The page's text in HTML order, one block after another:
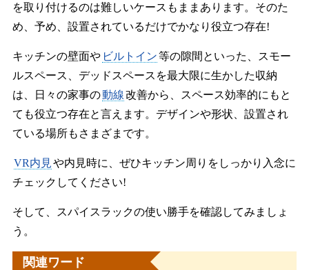
を取り付けるのは難しいケースもままあります。そのた
め、予め、設置されているだけでかなり役立つ存在!
キッチンの壁面や ビルトイン等の隙間といった、スモー
ルスペース、デッドスペースを最大限に生かした収納
は、日々の家事の動線改善から、スペース効率的にもと
ても役立つ存在と言えます。デザインや形状、設置され
ている場所もさまざまです。
VR内見や内見時に、ぜひキッチン周りをしっかり入念に
チェックしてください!
そして、スパイスラックの使い勝手を確認してみましょ
う。
関連ワード